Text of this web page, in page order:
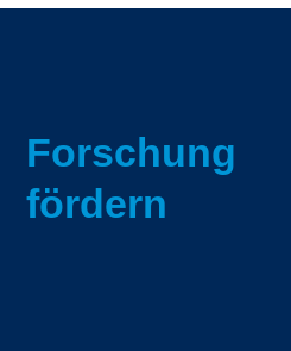
Forschung
fördern